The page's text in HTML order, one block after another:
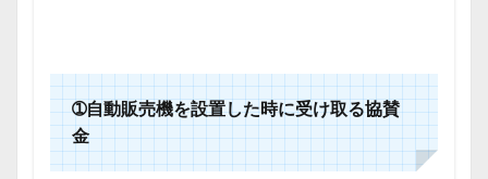
➀自動販売機を設置した時に受け取る協賛
金